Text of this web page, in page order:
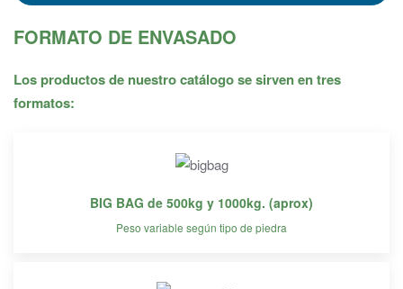
FORMATO DE ENVASADO
Los productos de nuestro catálogo se sirven en tres
formatos:
BIG BAG de 500kg y 1000kg. (aprox)
Peso variable según tipo de piedra